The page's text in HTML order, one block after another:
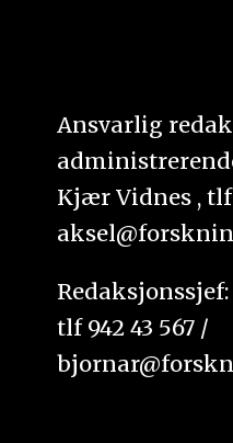
Ansvarlig
Kjær Vidnes , tlf
tlf 942 43 567 /